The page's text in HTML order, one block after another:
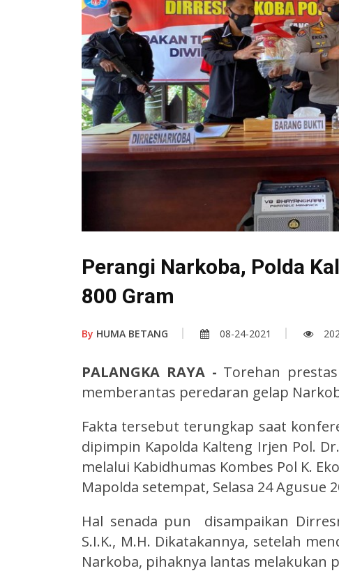
Perangi Narkoba, Polda
800 Gram
By HUMA BETANG 08-24-2021
PALANGKA RAYA - Torehan
memberantas peredaran gelap
Fakta tersebut terungkap saat
dipimpin Kapolda Kalteng Irjen Pol.
melalui Kabidhumas Kombes Pol K.
Mapolda setempat, Selasa 24 Agusue
Hal senada pun disampaikan
S.I.K., M.H. Dikatakannya, setelah
Narkoba, pihaknya lantas melakukan